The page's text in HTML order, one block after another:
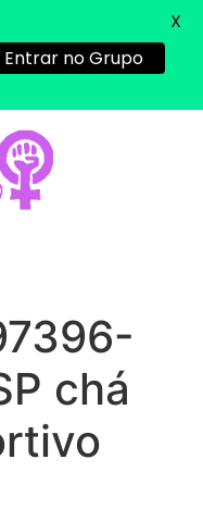
chá
Entrar no Grupo
X